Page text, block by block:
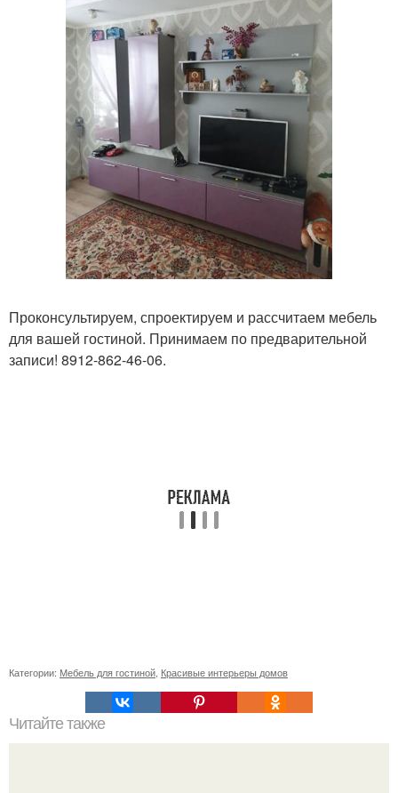
Проконсультируем, спроектируем и рассчитаем мебель
для вашей гостиной. Принимаем по предварительной
записи! 8912-862-46-06.
Категории: Мебель для гостиной, Красивые интерьеры домов
Читайте также